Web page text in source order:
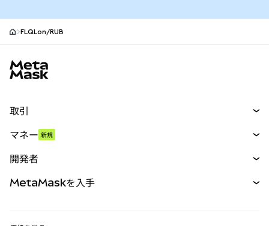
FLQLon/RUB
取引
パーペチュアル
RWA
マネー 新規
開発者
MetaMaskを入手